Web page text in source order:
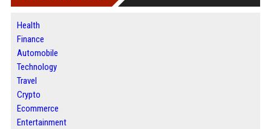
Health
Finance
Automobile
Technology
Travel
Crypto
Ecommerce
Entertainment